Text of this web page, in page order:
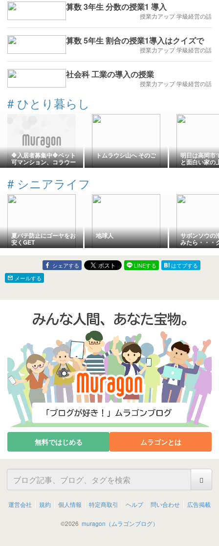
算数 3年生 分数の授業1 導入
授業力アップ 学級経営の話
算数 5年生 割合の授業1導入はクイズで
授業力アップ 学級経営の話
社会科 工業の導入の授業
授業力アップ 学級経営の話
# ひとり暮らし
🔷入居者募集中🔷ペット
可マンション、コラウー
ペ八島・守口🫶
トムラウシ山へ そのご 明日は高岡市
と面白い家の
# シニアライフ
夏バテ防止にゴーヤをお
安くGET
地球人 サボンソウの
みたら・・・
蛍光ペンなど
ど・・・
シェアする LINEする
はてブする
メールする
無料ではじめる ムラゴンとは
運営会社 規約 個人情報 特定商取引 ヘルプ 問い合わせ 広告掲載
©2026 muragon（ムラゴンブログ）